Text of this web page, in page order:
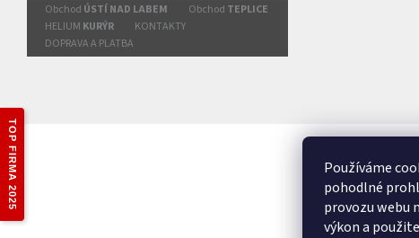
Používáme
pohodlné
provozu webu
výkon a
Obchod ÚSTÍ NAD LABEM Obchod TEPLICE
HELIUM KURÝR
KONTAKTY
DOPRAVA A PLATBA
TOP FIRMA 2025